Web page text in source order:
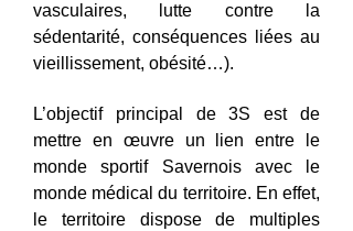
vasculaires, lutte contre la
sédentarité, conséquences liées au
vieillissement, obésité…).
L’objectif principal de 3S est de
mettre en œuvre un lien entre le
monde sportif Savernois avec le
monde médical du territoire. En effet,
le territoire dispose de multiples